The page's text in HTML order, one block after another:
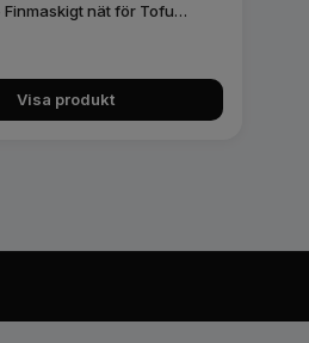
nät för Tofu…
Visa produkt